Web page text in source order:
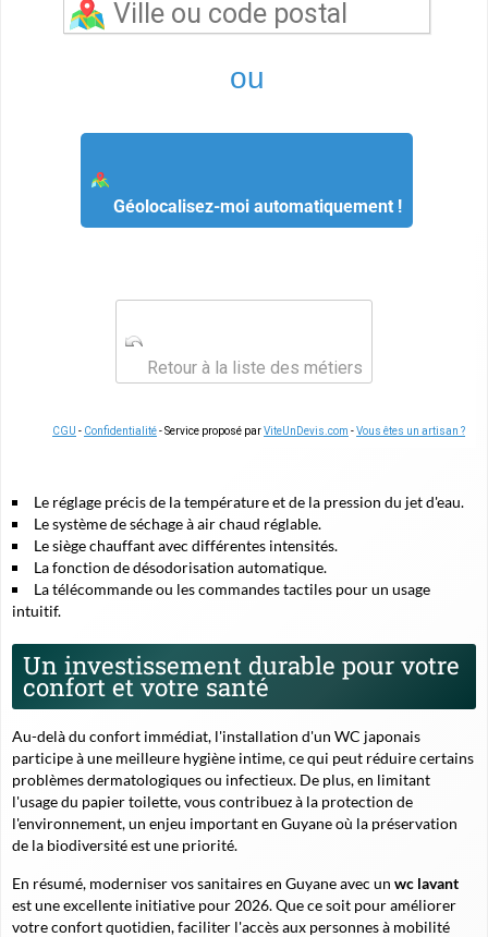
ou
Géolocalisez-moi automatiquement !
Retour à la liste des métiers
CGU - Confidentialité- Service proposé parViteUnDevis.com -Vous êtes un artisan ?
Le réglage précis de la température et de la pression du jet d'eau.
Le système de séchage à air chaud réglable.
Le siège chauffant avec différentes intensités.
La fonction de désodorisation automatique.
La télécommande ou les commandes tactiles pour un usage
intuitif.
Un investissement durable pour votre
confort et votre santé
Au-delà du confort immédiat, l'installation d'un WC japonais
participe à une meilleure hygiène intime, ce qui peut réduire certains
problèmes dermatologiques ou infectieux. De plus, en limitant
l'usage du papier toilette, vous contribuez à la protection de
l'environnement, un enjeu important en Guyane où la préservation
de la biodiversité est une priorité.
En résumé, moderniser vos sanitaires en Guyane avec un wc lavant
est une excellente initiative pour 2026. Que ce soit pour améliorer
votre confort quotidien, faciliter l'accès aux personnes à mobilité